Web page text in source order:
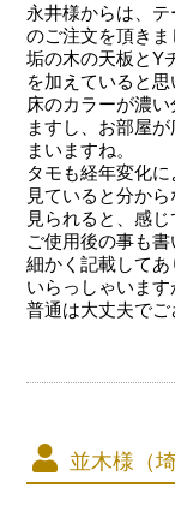
永井様からは、テ
のご注文を頂き
垢の木の天板とY
を加えていると思
床のカラーが濃
ますし、お部屋
まいますね。
タモも経年変化
見ていると分か
見られると、感
ご使用後の事も
細かく記載して
いらっしゃいま
普通は大丈夫でご
並木様（